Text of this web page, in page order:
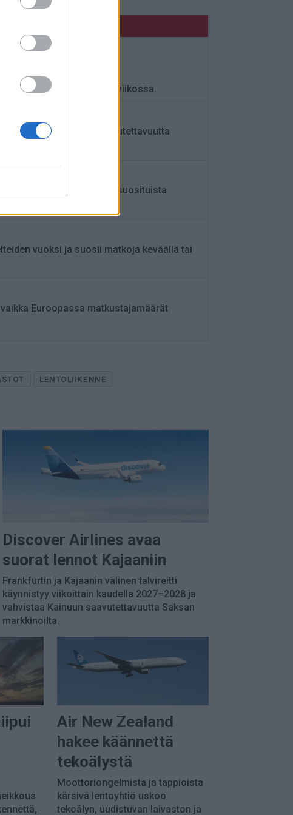
2026 kahdesti viikossa.
vahvistaa Kainuun saavutettavuutta
ja Italian-reitit kasvoivat suosituista
vuoksi ja suosii matkoja keväällä tai
Euroopassa matkustajamäärät
LENTOLIIKENNE
Discover Airlines avaa
suorat lennot Kajaaniin
Frankfurtin ja Kajaanin välinen talvireitti
käynnistyy viikoittain kaudella 2027–2028 ja
vahvistaa Kainuun saavutettavuutta Saksan
markkinoilta.
Air New Zealand
hakee käännettä
tekoälystä
Moottoriongelmista ja tappioista
kärsivä lentoyhtiö uskoo
tekoälyn, uudistuvan laivaston ja